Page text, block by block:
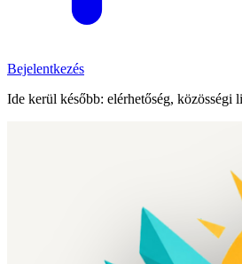
Bejelentkezés
Ide kerül később: elérhetőség, közösségi